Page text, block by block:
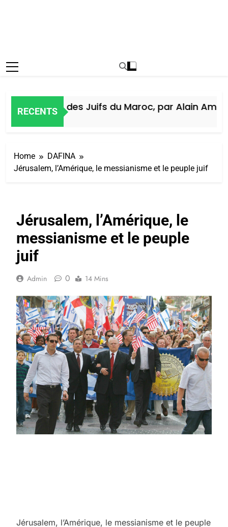
RECENTS
Histoire des Juifs du Maroc, par Alain Amiel
Home
DAFINA
Jérusalem, l’Amérique, le messianisme et le peuple juif
Jérusalem, l’Amérique, le
messianisme et le peuple
juif
Admin 0 14 Mins
Jérusalem, l’Amérique, le messianisme et le peuple